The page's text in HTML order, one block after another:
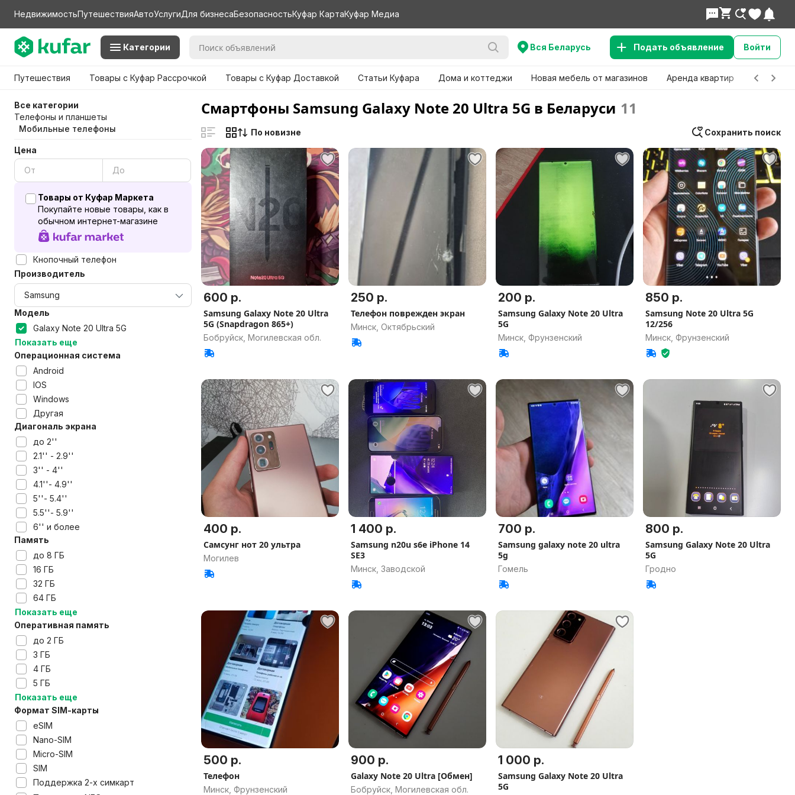
НедвижимостьПутешествияАвтоУслугиДля бизнесаБезопасностьКуфар КартаКуфар Медиа
Категории Вся Беларусь Подать объявление Войти
Путешествия Товары с Куфар Рассрочкой Товары с Куфар Доставкой Статьи Куфара Дома и коттеджи Новая мебель от магазинов Аренда квартир Детские
Все категории
Телефоны и планшеты
Мобильные телефоны
Цена
Товары от Куфар Маркета
Покупайте новые товары, как в
обычном интернет-магазине
Кнопочный телефон
Производитель
Модель
Galaxy Note 20 Ultra 5G
Показать еще
Операционная система
Android
IOS
Windows
Другая
Диагональ экрана
до 2''
2.1'' - 2.9''
3'' - 4''
4.1''- 4.9''
5''- 5.4''
5.5''- 5.9''
6'' и более
Память
до 8 ГБ
16 ГБ
32 ГБ
64 ГБ
Показать еще
Оперативная память
до 2 ГБ
3 ГБ
4 ГБ
5 ГБ
Показать еще
Формат SIM-карты
eSIM
Nano-SIM
Micro-SIM
SIM
Поддержка 2-х симкарт
Смартфоны Samsung Galaxy Note 20 Ultra 5G в Беларуси 11
Сохранить поиск
По новизне
600 р.
Samsung Galaxy Note 20 Ultra
5G (Snapdragon 865+)
Бобруйск, Могилевская обл.
250 р.
Телефон поврежден экран
Минск, Октябрьский
200 р.
Samsung Galaxy Note 20 Ultra
5G
Минск, Фрунзенский
850 р.
Samsung Note 20 Ultra 5G
12/256
Минск, Фрунзенский
400 р.
Самсунг нот 20 ультра
Могилев
1 400 р.
Samsung n20u s6e iPhone 14
SE3
Минск, Заводской
700 р.
Samsung galaxy note 20 ultra
5g
Гомель
800 р.
Samsung Galaxy Note 20 Ultra
5G
Гродно
500 р.
Телефон
Минск, Фрунзенский
900 р.
Galaxy Note 20 Ultra [Обмен]
Бобруйск, Могилевская обл.
1 000 р.
Samsung Galaxy Note 20 Ultra
5G